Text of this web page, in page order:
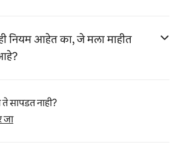
नियम आहेत का, जे मला माहीत
सापडत नाही?
जा